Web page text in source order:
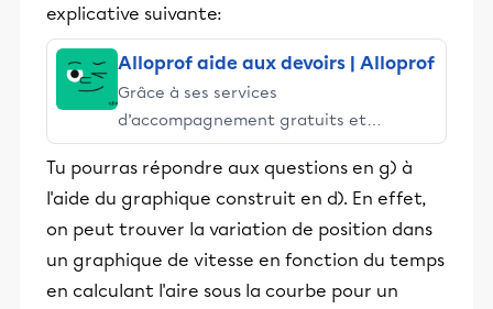
explicative suivante:
Alloprof aide aux devoirs | Alloprof
Grâce à ses services
d’accompagnement gratuits et
stimulants, Alloprof engage les élèves
et leurs parents dans la réussite
éducative.
Tu pourras répondre aux questions en g) à
l'aide du graphique construit en d). En effet,
on peut trouver la variation de position dans
un graphique de vitesse en fonction du temps
en calculant l'aire sous la courbe pour un